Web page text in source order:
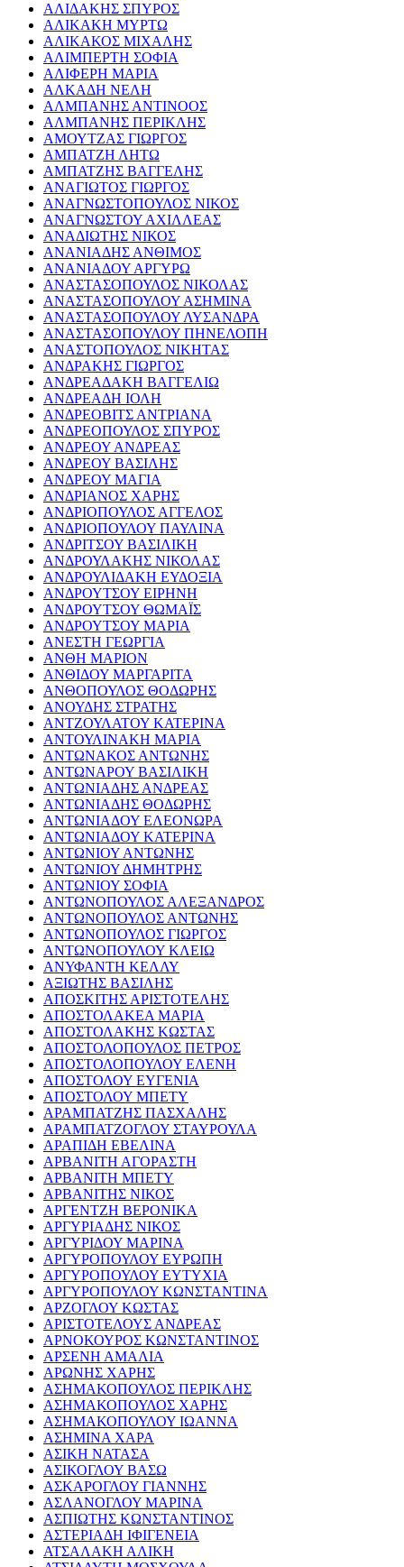
ΑΛΙΔΑΚΗΣ ΣΠΥΡΟΣ
ΑΛΙΚΑΚΗ ΜΥΡΤΩ
ΑΛΙΚΑΚΟΣ ΜΙΧΑΛΗΣ
ΑΛΙΜΠΕΡΤΗ ΣΟΦΙΑ
ΑΛΙΦΕΡΗ ΜΑΡΙΑ
ΑΛΚΑΔΗ ΝΕΛΗ
ΑΛΜΠΑΝΗΣ ΑΝΤΙΝΟΟΣ
ΑΛΜΠΑΝΗΣ ΠΕΡΙΚΛΗΣ
ΑΜΟΥΤΖΑΣ ΓΙΩΡΓΟΣ
ΑΜΠΑΤΖΗ ΛΗΤΩ
ΑΜΠΑΤΖΗΣ ΒΑΓΓΕΛΗΣ
ΑΝΑΓΙΩΤΟΣ ΓΙΩΡΓΟΣ
ΑΝΑΓΝΩΣΤΟΠΟΥΛΟΣ ΝΙΚΟΣ
ΑΝΑΓΝΩΣΤΟΥ ΑΧΙΛΛΕΑΣ
ΑΝΑΔΙΩΤΗΣ ΝΙΚΟΣ
ΑΝΑΝΙΑΔΗΣ ΑΝΘΙΜΟΣ
ΑΝΑΝΙΑΔΟΥ ΑΡΓΥΡΩ
ΑΝΑΣΤΑΣΟΠΟΥΛΟΣ ΝΙΚΟΛΑΣ
ΑΝΑΣΤΑΣΟΠΟΥΛΟΥ ΑΣΗΜΙΝΑ
ΑΝΑΣΤΑΣΟΠΟΥΛΟΥ ΛΥΣΑΝΔΡΑ
ΑΝΑΣΤΑΣΟΠΟΥΛΟΥ ΠΗΝΕΛΟΠΗ
ΑΝΑΣΤΟΠΟΥΛΟΣ ΝΙΚΗΤΑΣ
ΑΝΔΡΑΚΗΣ ΓΙΩΡΓΟΣ
ΑΝΔΡΕΑΔΑΚΗ ΒΑΓΓΕΛΙΩ
ΑΝΔΡΕΑΔΗ ΙΟΛΗ
ΑΝΔΡΕΟΒΙΤΣ ΑΝΤΡΙΑΝΑ
ΑΝΔΡΕΟΠΟΥΛΟΣ ΣΠΥΡΟΣ
ΑΝΔΡΕΟΥ ΑΝΔΡΕΑΣ
ΑΝΔΡΕΟΥ ΒΑΣΙΛΗΣ
ΑΝΔΡΕΟΥ ΜΑΓΙΑ
ΑΝΔΡΙΑΝΟΣ ΧΑΡΗΣ
ΑΝΔΡΙΟΠΟΥΛΟΣ ΑΓΓΕΛΟΣ
ΑΝΔΡΙΟΠΟΥΛΟΥ ΠΑΥΛΙΝΑ
ΑΝΔΡΙΤΣΟΥ ΒΑΣΙΛΙΚΗ
ΑΝΔΡΟΥΛΑΚΗΣ ΝΙΚΟΛΑΣ
ΑΝΔΡΟΥΛΙΔΑΚΗ ΕΥΔΟΞΙΑ
ΑΝΔΡΟΥΤΣΟΥ ΕΙΡΗΝΗ
ΑΝΔΡΟΥΤΣΟΥ ΘΩΜΑΪΣ
ΑΝΔΡΟΥΤΣΟΥ ΜΑΡΙΑ
ΑΝΕΣΤΗ ΓΕΩΡΓΙΑ
ΑΝΘΗ ΜΑΡΙΟΝ
ΑΝΘΙΔΟΥ ΜΑΡΓΑΡΙΤΑ
ΑΝΘΟΠΟΥΛΟΣ ΘΟΔΩΡΗΣ
ΑΝΟΥΔΗΣ ΣΤΡΑΤΗΣ
ΑΝΤΖΟΥΛΑΤΟΥ ΚΑΤΕΡΙΝΑ
ΑΝΤΟΥΛΙΝΑΚΗ ΜΑΡΙΑ
ΑΝΤΩΝΑΚΟΣ ΑΝΤΩΝΗΣ
ΑΝΤΩΝΑΡΟΥ ΒΑΣΙΛΙΚΗ
ΑΝΤΩΝΙΑΔΗΣ ΑΝΔΡΕΑΣ
ΑΝΤΩΝΙΑΔΗΣ ΘΟΔΩΡΗΣ
ΑΝΤΩΝΙΑΔΟΥ ΕΛΕΟΝΩΡΑ
ΑΝΤΩΝΙΑΔΟΥ ΚΑΤΕΡΙΝΑ
ΑΝΤΩΝΙΟΥ ΑΝΤΩΝΗΣ
ΑΝΤΩΝΙΟΥ ΔΗΜΗΤΡΗΣ
ΑΝΤΩΝΙΟΥ ΣΟΦΙΑ
ΑΝΤΩΝΟΠΟΥΛΟΣ ΑΛΕΞΑΝΔΡΟΣ
ΑΝΤΩΝΟΠΟΥΛΟΣ ΑΝΤΩΝΗΣ
ΑΝΤΩΝΟΠΟΥΛΟΣ ΓΙΩΡΓΟΣ
ΑΝΤΩΝΟΠΟΥΛΟΥ ΚΛΕΙΩ
ΑΝΥΦΑΝΤΗ ΚΕΛΛΥ
ΑΞΙΩΤΗΣ ΒΑΣΙΛΗΣ
ΑΠΟΣΚΙΤΗΣ ΑΡΙΣΤΟΤΕΛΗΣ
ΑΠΟΣΤΟΛΑΚΕΑ ΜΑΡΙΑ
ΑΠΟΣΤΟΛΑΚΗΣ ΚΩΣΤΑΣ
ΑΠΟΣΤΟΛΟΠΟΥΛΟΣ ΠΕΤΡΟΣ
ΑΠΟΣΤΟΛΟΠΟΥΛΟΥ ΕΛΕΝΗ
ΑΠΟΣΤΟΛΟΥ ΕΥΓΕΝΙΑ
ΑΠΟΣΤΟΛΟΥ ΜΠΕΤΥ
ΑΡΑΜΠΑΤΖΗΣ ΠΑΣΧΑΛΗΣ
ΑΡΑΜΠΑΤΖΟΓΛΟΥ ΣΤΑΥΡΟΥΛΑ
ΑΡΑΠΙΔΗ ΕΒΕΛΙΝΑ
ΑΡΒΑΝΙΤΗ ΑΓΟΡΑΣΤΗ
ΑΡΒΑΝΙΤΗ ΜΠΕΤΥ
ΑΡΒΑΝΙΤΗΣ ΝΙΚΟΣ
ΑΡΓΕΝΤΖΗ ΒΕΡΟΝΙΚΑ
ΑΡΓΥΡΙΑΔΗΣ ΝΙΚΟΣ
ΑΡΓΥΡΙΔΟΥ ΜΑΡΙΝΑ
ΑΡΓΥΡΟΠΟΥΛΟΥ ΕΥΡΩΠΗ
ΑΡΓΥΡΟΠΟΥΛΟΥ ΕΥΤΥΧΙΑ
ΑΡΓΥΡΟΠΟΥΛΟΥ ΚΩΝΣΤΑΝΤΙΝΑ
ΑΡΖΟΓΛΟΥ ΚΩΣΤΑΣ
ΑΡΙΣΤΟΤΕΛΟΥΣ ΑΝΔΡΕΑΣ
ΑΡΝΟΚΟΥΡΟΣ ΚΩΝΣΤΑΝΤΙΝΟΣ
ΑΡΣΕΝΗ ΑΜΑΛΙΑ
ΑΡΩΝΗΣ ΧΑΡΗΣ
ΑΣΗΜΑΚΟΠΟΥΛΟΣ ΠΕΡΙΚΛΗΣ
ΑΣΗΜΑΚΟΠΟΥΛΟΣ ΧΑΡΗΣ
ΑΣΗΜΑΚΟΠΟΥΛΟΥ ΙΩΑΝΝΑ
ΑΣΗΜΙΝΑ ΧΑΡΑ
ΑΣΙΚΗ ΝΑΤΑΣΑ
ΑΣΙΚΟΓΛΟΥ ΒΑΣΩ
ΑΣΚΑΡΟΓΛΟΥ ΓΙΑΝΝΗΣ
ΑΣΛΑΝΟΓΛΟΥ ΜΑΡΙΝΑ
ΑΣΠΙΩΤΗΣ ΚΩΝΣΤΑΝΤΙΝΟΣ
ΑΣΤΕΡΙΑΔΗ ΙΦΙΓΕΝΕΙΑ
ΑΤΣΑΛΑΚΗ ΑΛΙΚΗ